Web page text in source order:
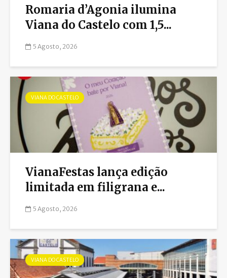
Romaria d’Agonia ilumina
Viana do Castelo com 1,5...
5 Agosto, 2026
VIANA DO CASTELO
VianaFestas lança edição
limitada em filigrana e...
5 Agosto, 2026
VIANA DO CASTELO